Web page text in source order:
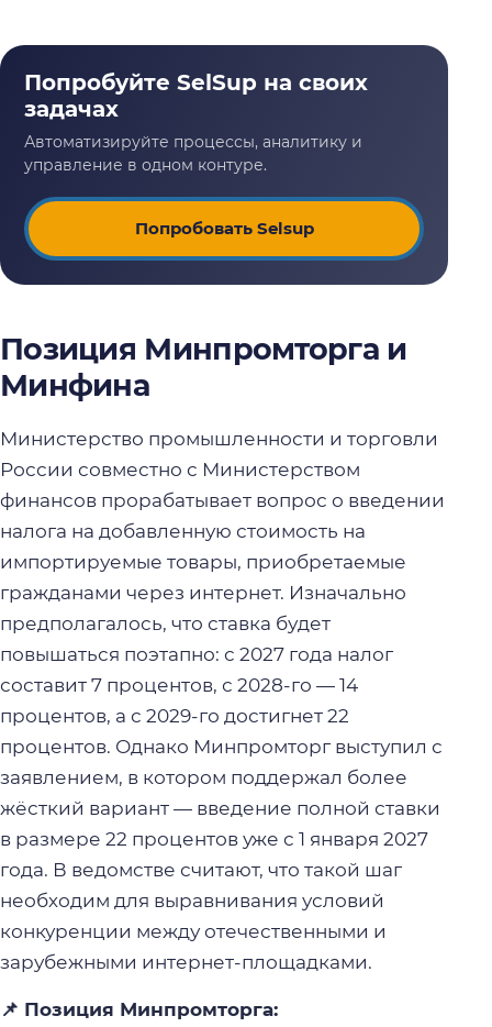
Попробовать Selsup
Позиция Минпромторга и
Минфина
Министерство промышленности и торговли
России совместно с Министерством
финансов прорабатывает вопрос о введении
налога на добавленную стоимость на
импортируемые товары, приобретаемые
гражданами через интернет. Изначально
предполагалось, что ставка будет
повышаться поэтапно: с 2027 года налог
составит 7 процентов, с 2028-го — 14
процентов, а с 2029-го достигнет 22
процентов. Однако Минпромторг выступил с
заявлением, в котором поддержал более
жёсткий вариант — введение полной ставки
в размере 22 процентов уже с 1 января 2027
года. В ведомстве считают, что такой шаг
необходим для выравнивания условий
конкуренции между отечественными и
зарубежными интернет-площадками.
📌 Позиция Минпромторга: